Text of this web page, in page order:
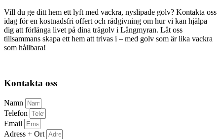
Vill du ge ditt hem ett lyft med vackra, nyslipade golv? Kontakta oss
idag för en kostnadsfri offert och rådgivning om hur vi kan hjälpa
dig att förlänga livet på dina trägolv i Långmyran. Låt oss
tillsammans skapa ett hem att trivas i – med golv som är lika vackra
som hållbara!
Kontakta oss
Namn
Telefon
Email
Adress + Ort